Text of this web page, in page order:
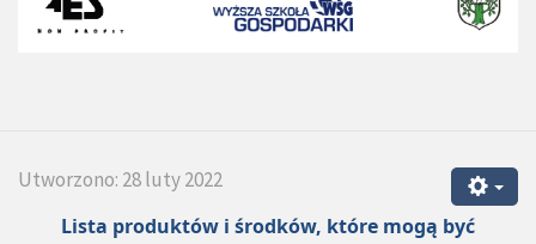
Utworzono: 28 luty 2022
Lista produktów i środków, które mogą być